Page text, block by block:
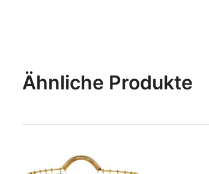
Ähnliche Produkte